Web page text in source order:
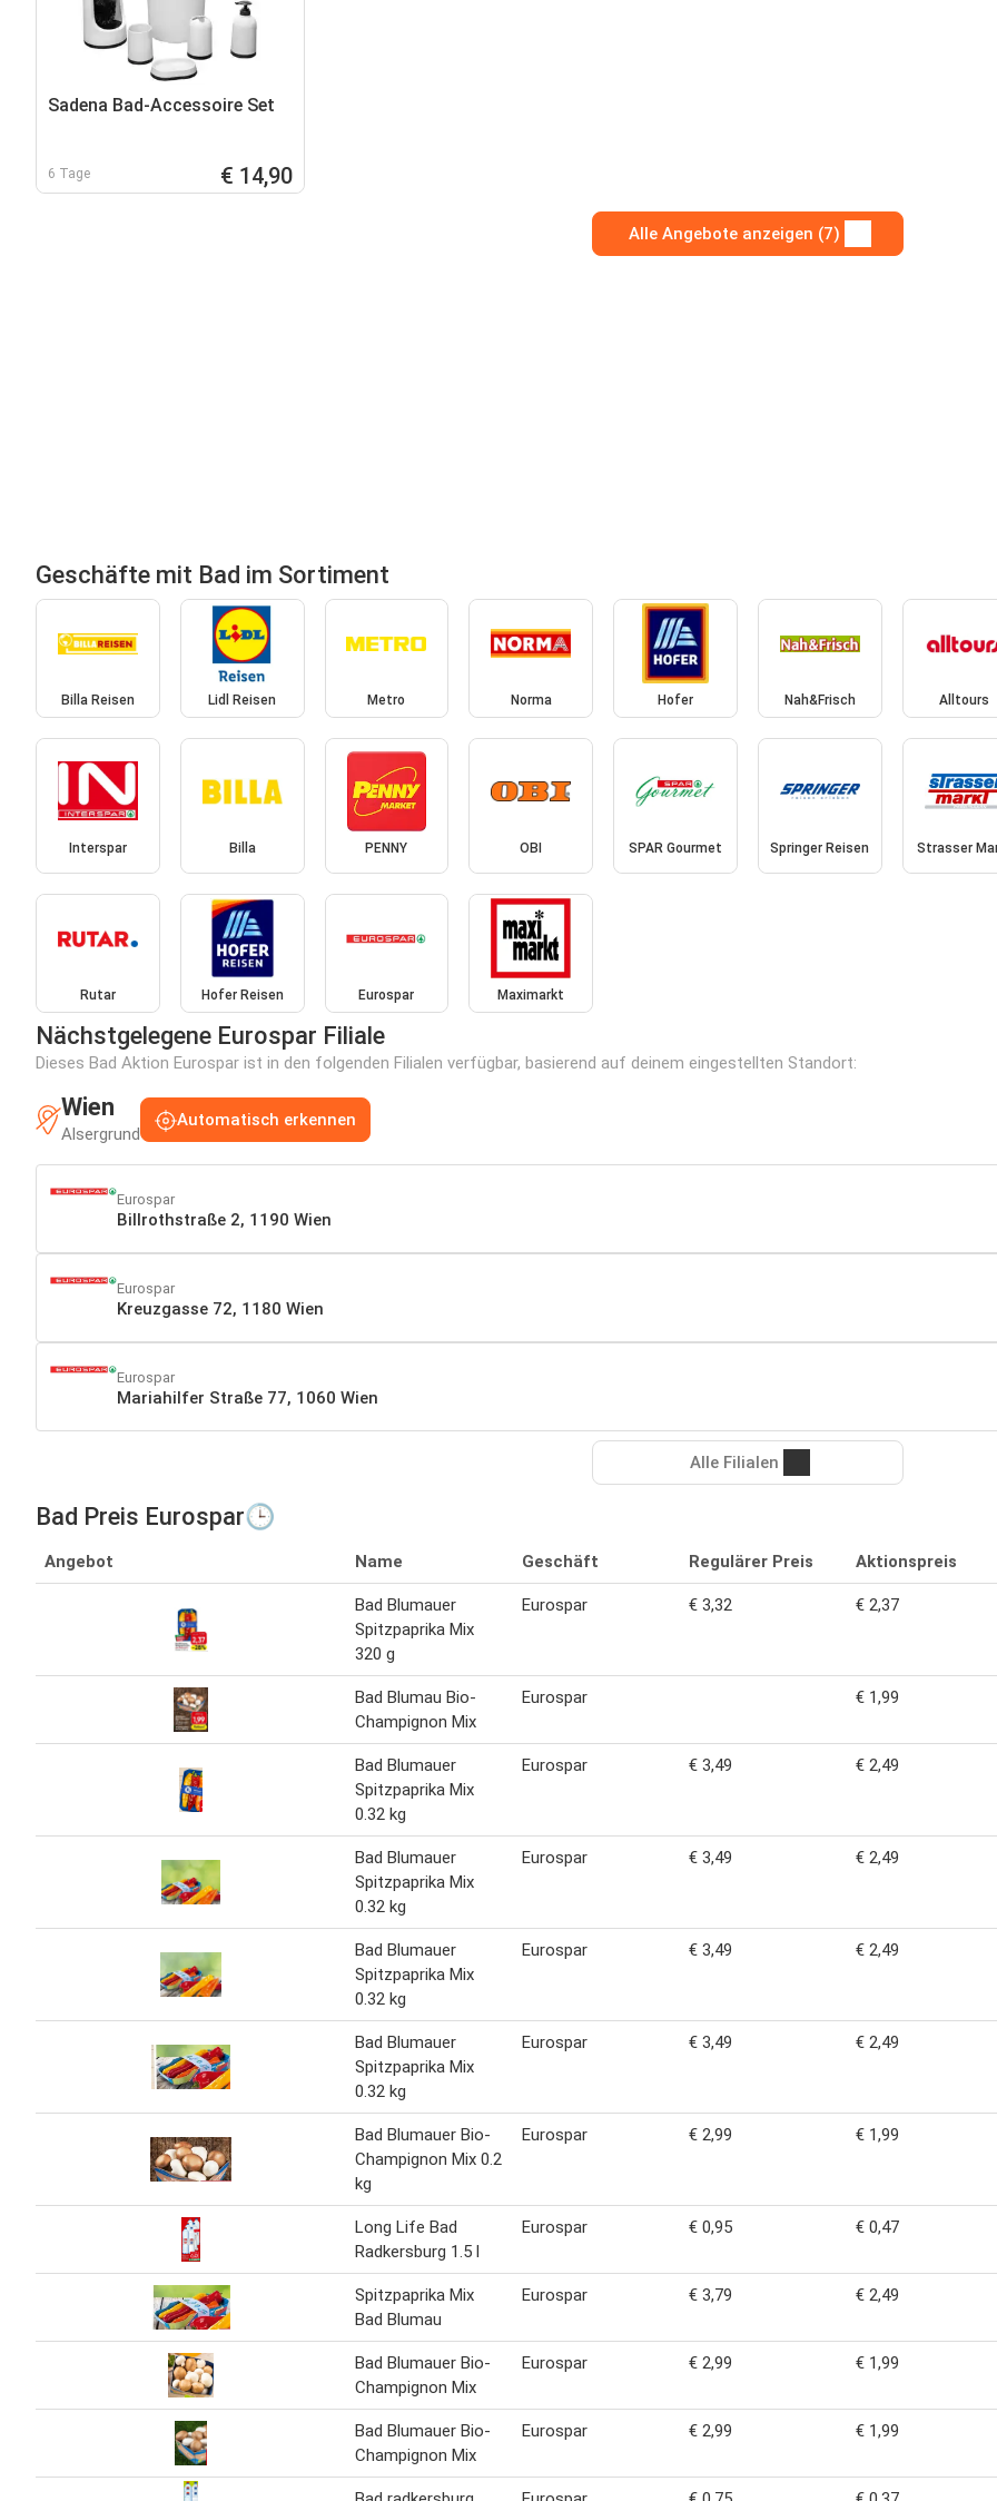
Sadena Bad-Accessoire Set
6 Tage € 14,90
Alle Angebote anzeigen (7)
Geschäfte mit Bad im Sortiment
Billa Reisen Lidl Reisen Metro Norma Hofer Nah&Frisch Alltours
Interspar Billa PENNY OBI SPAR Gourmet Springer Reisen Strasser
Rutar Hofer Reisen Eurospar Maximarkt
Nächstgelegene Eurospar Filiale
Dieses Bad Aktion Eurospar ist in den folgenden Filialen verfügbar, basierend auf deinem eingestellten Standort:
Wien
Alsergrund
Automatisch erkennen
Eurospar
Billrothstraße 2, 1190 Wien
Eurospar
Kreuzgasse 72, 1180 Wien
Eurospar
Mariahilfer Straße 77, 1060 Wien
Alle Filialen
Bad Preis Eurospar🕒
Angebot Name Geschäft Regulärer Preis Aktionspreis
Bad Blumauer
Spitzpaprika Mix
320 g
Eurospar € 3,32 € 2,37
Bad Blumau Bio-
Champignon Mix
Eurospar € 1,99
Bad Blumauer
Spitzpaprika Mix
0.32 kg
Eurospar € 3,49 € 2,49
Bad Blumauer
Spitzpaprika Mix
0.32 kg
Eurospar € 3,49 € 2,49
Bad Blumauer
Spitzpaprika Mix
0.32 kg
Eurospar € 3,49 € 2,49
Bad Blumauer
Spitzpaprika Mix
0.32 kg
Eurospar € 3,49 € 2,49
Bad Blumauer Bio-
Champignon Mix 0.2
kg
Eurospar € 2,99 € 1,99
Long Life Bad
Radkersburg 1.5 l
Eurospar € 0,95 € 0,47
Spitzpaprika Mix
Bad Blumau
Eurospar € 3,79 € 2,49
Bad Blumauer Bio-
Champignon Mix
Eurospar € 2,99 € 1,99
Bad Blumauer Bio-
Champignon Mix
Eurospar € 2,99 € 1,99